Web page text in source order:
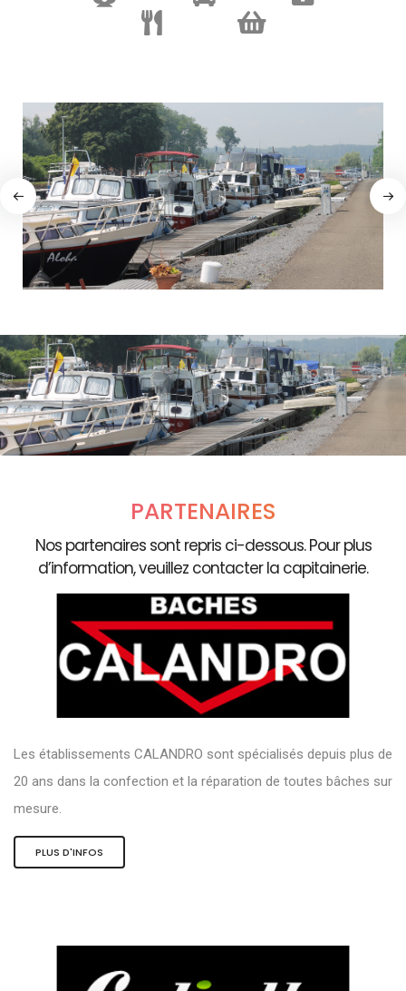
PARTENAIRES
Nos partenaires sont repris ci-dessous. Pour plus
d’information, veuillez contacter la capitainerie.
Les établissements CALANDRO sont spécialisés depuis plus de
20 ans dans la confection et la réparation de toutes bâches sur
mesure.
PLUS D'INFOS